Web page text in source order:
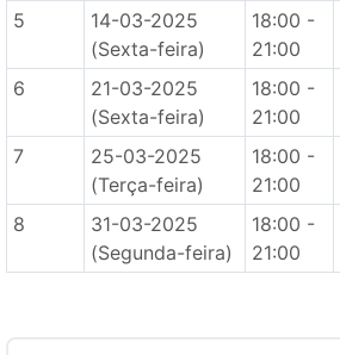
5
14-03-2025
(Sexta-feira)
18:00 -
21:00
6
21-03-2025
(Sexta-feira)
18:00 -
21:00
7
25-03-2025
(Terça-feira)
18:00 -
21:00
8
31-03-2025
(Segunda-feira)
18:00 -
21:00